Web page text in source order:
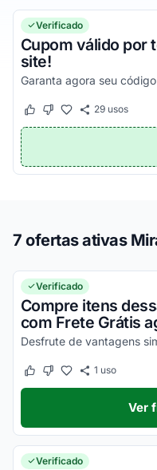
Verificado
Cupom válido por
site!
Garanta agora seu
Este cupom funcionou
Este cupom não
29usos
7 ofertas ativas
Verificado
Compre itens
com Frete Grátis
Este cupom funcionou
Este cupom não
1 uso
Ver
Verificado